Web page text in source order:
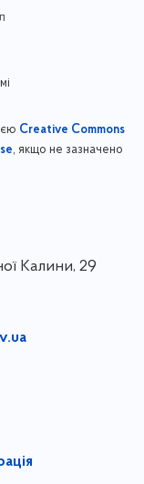
Creative Commons
, якщо не зазначено
Калини, 29